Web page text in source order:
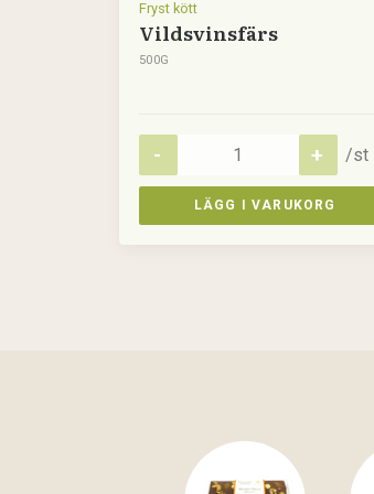
Fryst kött
Vildsvinsfärs
500G
/st
LÄGG I VARUKORG